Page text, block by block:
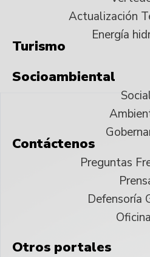
Actualización
Energía
Turismo
Socioambiental
Contáctenos
Preguntas
Defensoría
Otros portales